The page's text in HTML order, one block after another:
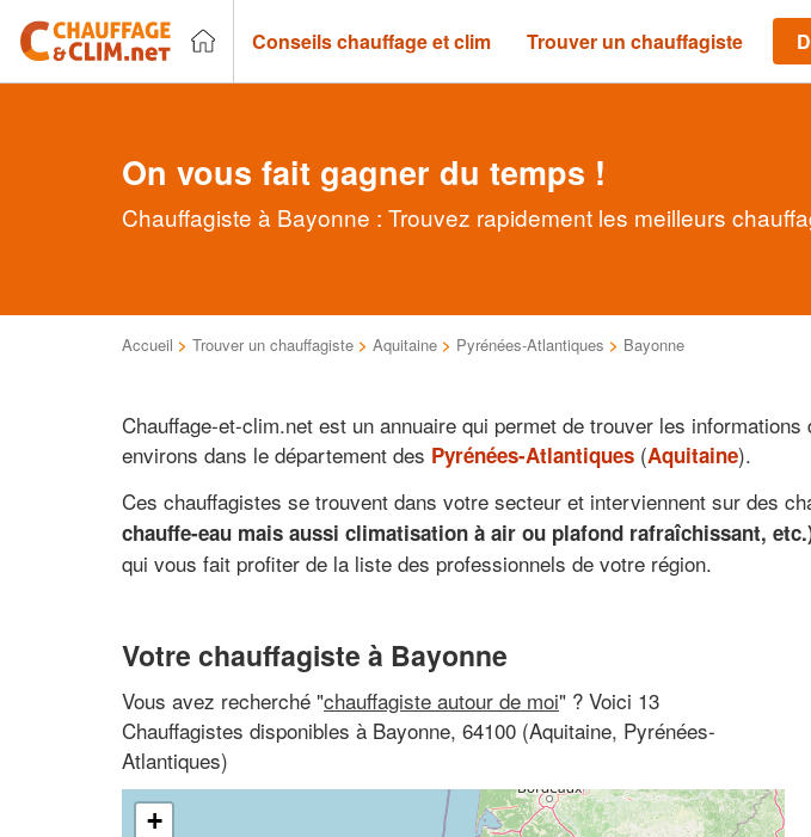
Conseils chauffage et clim Trouver un chauffagiste
On vous fait gagner du temps !
Chauffagiste à Bayonne : Trouvez rapidement les meilleurs
Accueil > Trouver un chauffagiste > Aquitaine > Pyrénées-Atlantiques > Bayonne
Chauffage-et-clim.net est un annuaire qui permet de trouver les
environs dans le département des Pyrénées-Atlantiques (Aquitaine).
Ces chauffagistes se trouvent dans votre secteur et interviennent sur des
chauffe-eau mais aussi climatisation à air ou plafond rafraîchissant,
qui vous fait profiter de la liste des professionnels de votre région.
Votre chauffagiste à Bayonne
Vous avez recherché "chauffagiste autour de moi" ? Voici 13
Chauffagistes disponibles à Bayonne, 64100 (Aquitaine, Pyrénées-
Atlantiques)
+